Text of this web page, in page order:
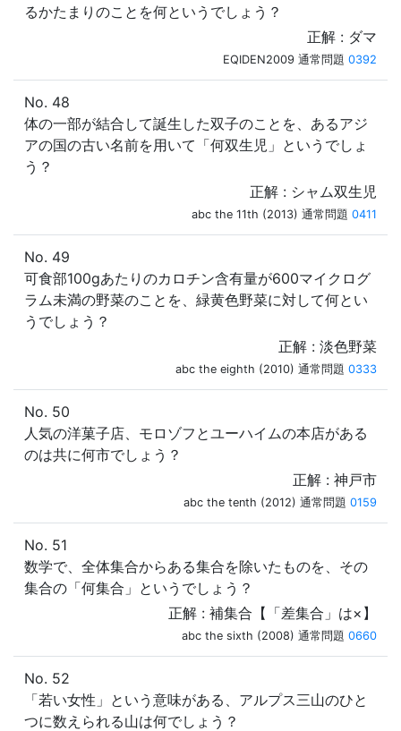
るかたまりのことを何というでしょう？
正解 : ダマ
EQIDEN2009 通常問題 0392
No. 48
体の一部が結合して誕生した双子のことを、あるアジ
アの国の古い名前を用いて「何双生児」というでしょ
う？
正解 : シャム双生児
abc the 11th (2013) 通常問題 0411
No. 49
可食部100gあたりのカロチン含有量が600マイクログ
ラム未満の野菜のことを、緑黄色野菜に対して何とい
うでしょう？
正解 : 淡色野菜
abc the eighth (2010) 通常問題 0333
No. 50
人気の洋菓子店、モロゾフとユーハイムの本店がある
のは共に何市でしょう？
正解 : 神戸市
abc the tenth (2012) 通常問題 0159
No. 51
数学で、全体集合からある集合を除いたものを、その
集合の「何集合」というでしょう？
正解 : 補集合【「差集合」は×】
abc the sixth (2008) 通常問題 0660
No. 52
「若い女性」という意味がある、アルプス三山のひと
つに数えられる山は何でしょう？